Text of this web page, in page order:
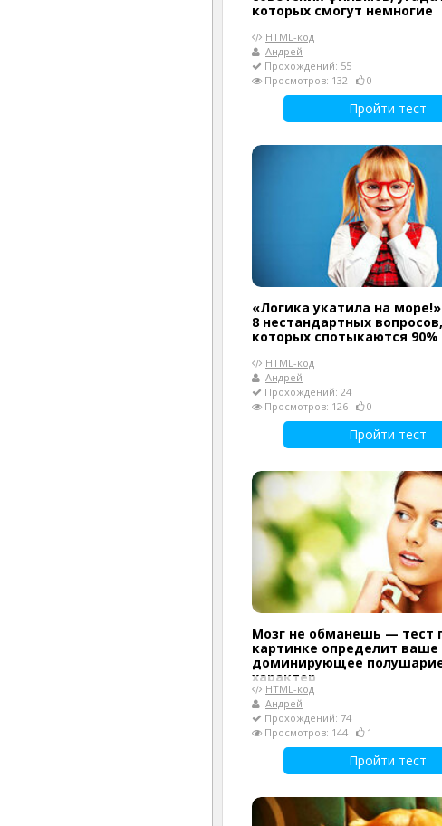
которых смогут немногие
HTML-код
Андрей
Прохождений: 55
Просмотров: 132
0
Пройти тест
«Логика укатила на
8 нестандартных
которых спотыкаются 90%
HTML-код
Андрей
Прохождений: 24
Просмотров: 126
0
Пройти тест
Мозг не обманешь — тест
картинке определит ваше
доминирующее
характер
HTML-код
Андрей
Прохождений: 74
Просмотров: 144
1
Пройти тест